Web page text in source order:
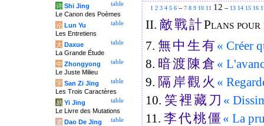
1 2 3 4 5 6-- 7 8 9 10 11 12 -- 13 14 15 16
II. 敵戰計Plans pour
7. 無 中 生 有 « Créer
8. 暗渡 陳倉 «
9. 隔 岸觀 火 «
10. 笑裡藏 刀 «
11. 李代桃僵 « La
table
诗 Shi Jing
Le Canon des Poèmes
table
论 Lun Yu
Les Entretiens
table
大 Daxue
La Grande Étude
table
中 Zhongyong
Le Juste Milieu
table
字 San Zi Jing
Les Trois Caractères
table
易 Yi Jing
Le Livre des Mutations
table
道 Dao De Jing